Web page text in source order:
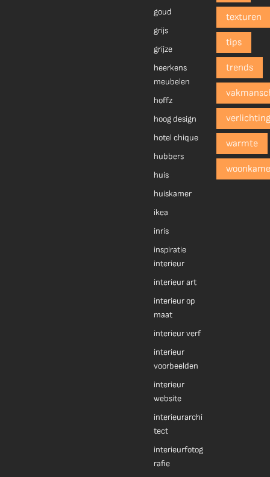
goud
grijs
grijze
heerkens
meubelen
hoffz
hoog design
hotel chique
hubbers
huis
huiskamer
ikea
inris
inspiratie
interieur
interieur art
interieur op
maat
interieur verf
interieur
voorbeelden
interieur
website
interieurarchi
tect
interieurfotog
rafie
texturen
tips
trends
warmte